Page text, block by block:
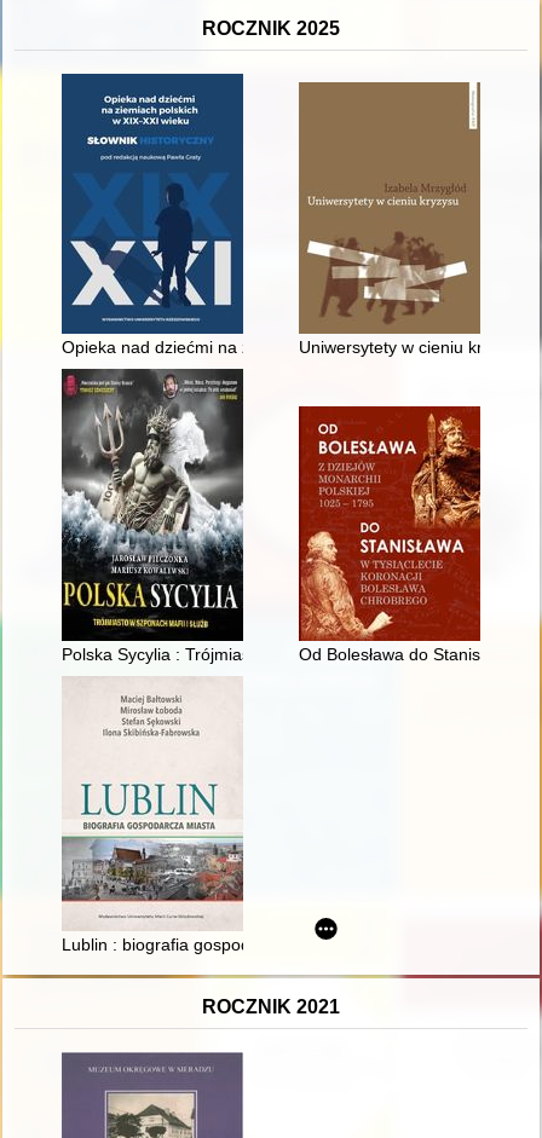
ROCZNIK 2025
Opieka nad dziećmi na ziemiach polskich w XIX-XXI wieku :
Uniwersytety w cieniu kryzysu
Polska Sycylia : Trójmiasto w szponach mafii i służb
Od Bolesława do Stanisława
Lublin : biografia gospodarcza miasta
ROCZNIK 2021